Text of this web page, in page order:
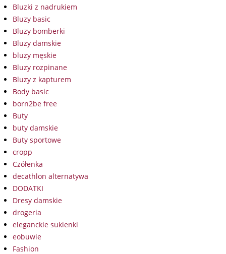
Bluzki z nadrukiem
Bluzy basic
Bluzy bomberki
Bluzy damskie
bluzy męskie
Bluzy rozpinane
Bluzy z kapturem
Body basic
born2be free
Buty
buty damskie
Buty sportowe
cropp
Czółenka
decathlon alternatywa
DODATKI
Dresy damskie
drogeria
eleganckie sukienki
eobuwie
Fashion